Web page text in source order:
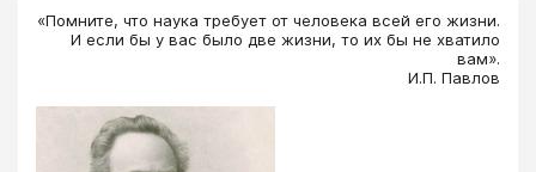
«Помните, что наука требует от человека всей его жизни.
И если бы у вас было две жизни, то их бы не хватило
вам».
​И.П. Павлов